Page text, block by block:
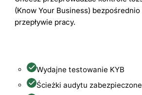
(Know Your Business)
przepływie pracy.
Wydajne testowanie KYB
Ścieżki audytu